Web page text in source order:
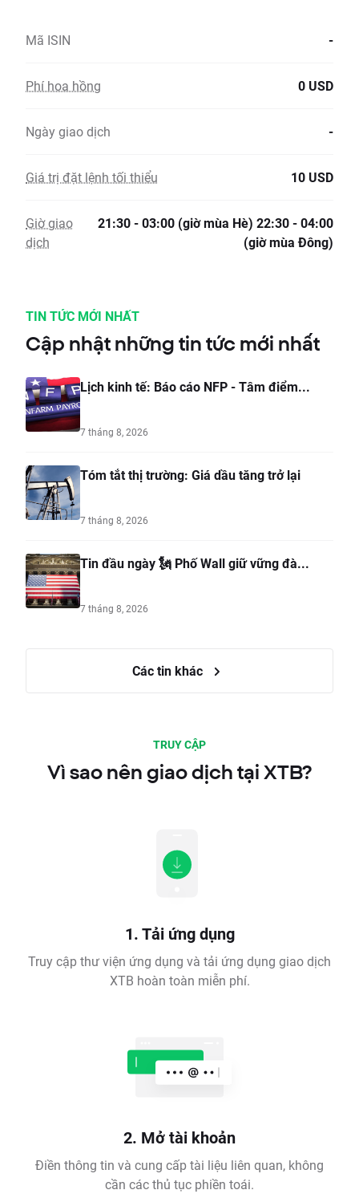
Mã ISIN -
Phí hoa hồng 0 USD
Ngày giao dịch -
Giá trị đặt lệnh tối thiểu 10 USD
Giờ giao
dịch
21:30 - 03:00 (giờ mùa Hè) 22:30 - 04:00
(giờ mùa Đông)
TIN TỨC MỚI NHẤT
Cập nhật những tin tức mới nhất
Lịch kinh tế: Báo cáo NFP - Tâm điểm...
7 tháng 8, 2026
Tóm tắt thị trường: Giá dầu tăng trở lại
7 tháng 8, 2026
Tin đầu ngày 🗽 Phố Wall giữ vững đà...
7 tháng 8, 2026
Các tin khác
TRUY CẬP
Vì sao nên giao dịch tại XTB?
1. Tải ứng dụng
Truy cập thư viện ứng dụng và tải ứng dụng giao dịch
XTB hoàn toàn miễn phí.
2. Mở tài khoản
Điền thông tin và cung cấp tài liệu liên quan, không
cần các thủ tục phiền toái.